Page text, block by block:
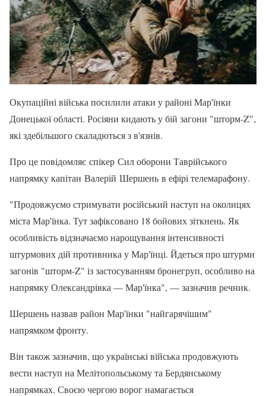
Окупаційні війська посилили атаки у районі Мар'їнки
Донецької області. Росіяни кидають у бій загони "шторм-Z",
які здебільшого скаладються з в'язнів.
Про це повідомляє спікер Сил оборони Таврійського
напрямку капітан Валерій Шершень в ефірі телемарафону.
"Продовжуємо стримувати російський наступ на околицях
міста Мар'їнка. Тут зафіксовано 18 бойових зіткнень. Як
особливість відзначаємо нарощування інтенсивності
штурмових дій противника у Мар'їнці. Йдеться про штурми
загонів "шторм-Z" із застосуванням бронегруп, особливо на
напрямку Олександрівка — Мар'їнка", — зазначив речник.
Шершень назвав район Мар'їнки "найгарячішим"
напрямком фронту.
Він також зазначив, що українські війська продовжують
вести наступ на Мелітопольському та Бердянському
напрямках. Своєю чергою ворог намагається